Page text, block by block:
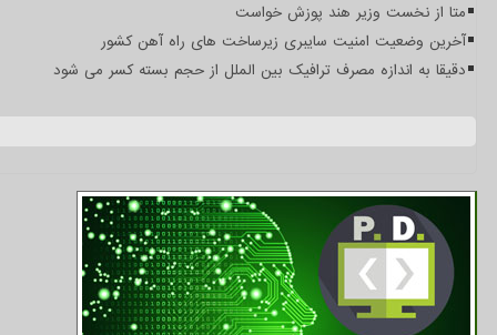
متا از نخست وزیر هند پوزش خواست
آخرین وضعیت امنیت سایبری زیرساخت های راه آهن کشور
دقیقا به اندازه مصرف ترافیک بین الملل از حجم بسته کسر می شود